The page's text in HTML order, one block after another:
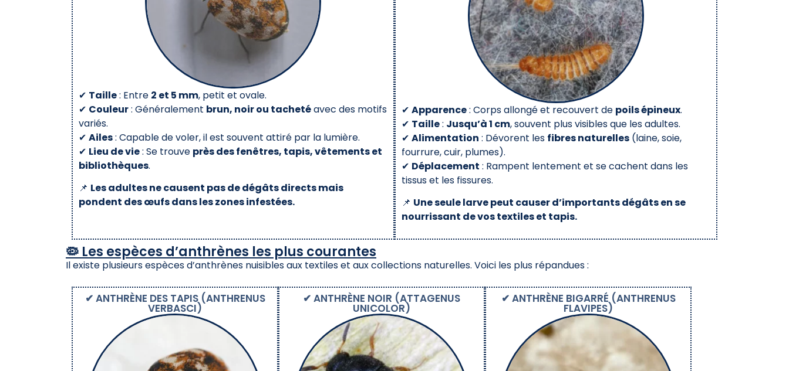
✔ Taille: Entre 2 et 5 mm, petit et ovale.
✔ Couleur: Généralement brun, noir ou tachetéavec des motifs
variés.
✔ Ailes: Capable de voler, il est souvent attiré par la lumière.
✔ Lieu de vie: Se trouve près des fenêtres, tapis, vêtements et
bibliothèques.
📌 Les adultes ne causent pas de dégâts directs mais
pondent des œufs dans les zones infestées.
✔ Apparence: Corps allongé et recouvert de poils épineux.
✔ Taille: Jusqu’à 1 cm, souvent plus visibles que les adultes.
✔ Alimentation : Dévorent les fibres naturelles (laine, soie,
fourrure, cuir, plumes).
✔ Déplacement : Rampent lentement et se cachent dans les
tissus et les fissures.
📌 Une seule larve peut causer d’importants dégâts en se
nourrissant de vos textiles et tapis.
🦠 Les espèces d’anthrènes les plus courantes
Il existe plusieurs espèces d’anthrènes nuisibles aux textiles et aux collections naturelles. Voici les plus répandues :
✔ ANTHRÈNE DES TAPIS (ANTHRENUS
VERBASCI)
✔ ANTHRÈNE NOIR (ATTAGENUS
UNICOLOR)
✔ ANTHRÈNE BIGARRÉ (ANTHRENUS
FLAVIPES)